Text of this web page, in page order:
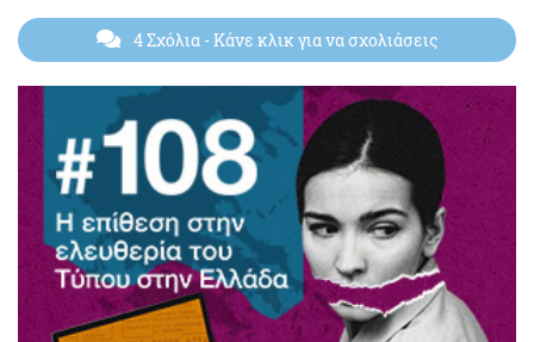
4 Σχόλια - Κάνε κλικ για να σχολιάσεις